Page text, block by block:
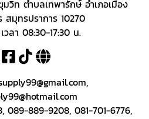
วิท ตำบลเทพารักษ์ อำเภอเมือง
สมุทรปราการ 10270
วลา 08:30-17:30 น.
,
, 089-889-9208, 081-701-6776,